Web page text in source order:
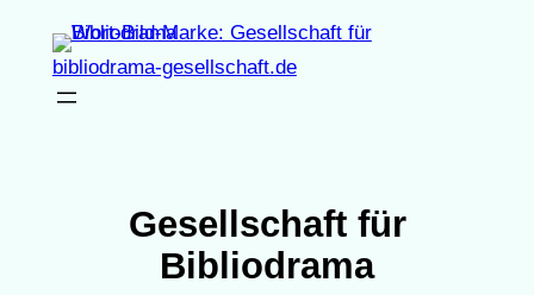
Inhalt
bibliodrama-gesellschaft.de
Gesellschaft für
Bibliodrama